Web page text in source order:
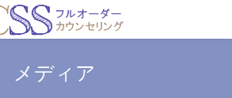
メディア